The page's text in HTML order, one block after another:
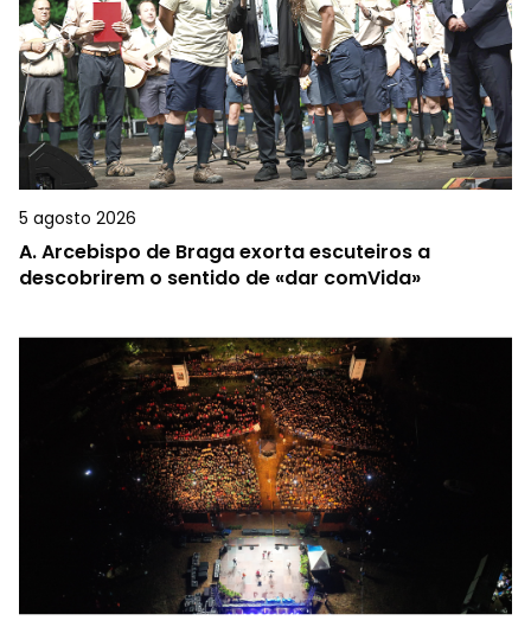
5 agosto 2026
A.Arcebispo de Braga exorta escuteiros a
descobrirem o sentido de «dar comVida»